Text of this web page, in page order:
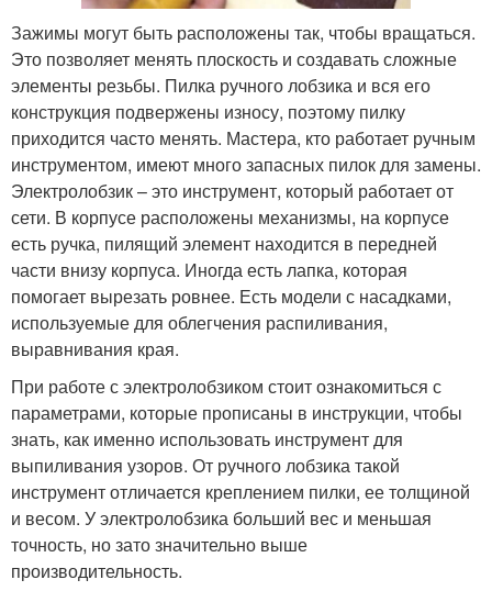
Зажимы могут быть расположены так, чтобы вращаться.
Это позволяет менять плоскость и создавать сложные
элементы резьбы. Пилка ручного лобзика и вся его
конструкция подвержены износу, поэтому пилку
приходится часто менять. Мастера, кто работает ручным
инструментом, имеют много запасных пилок для замены.
Электролобзик – это инструмент, который работает от
сети. В корпусе расположены механизмы, на корпусе
есть ручка, пилящий элемент находится в передней
части внизу корпуса. Иногда есть лапка, которая
помогает вырезать ровнее. Есть модели с насадками,
используемые для облегчения распиливания,
выравнивания края.
При работе с электролобзиком стоит ознакомиться с
параметрами, которые прописаны в инструкции, чтобы
знать, как именно использовать инструмент для
выпиливания узоров. От ручного лобзика такой
инструмент отличается креплением пилки, ее толщиной
и весом. У электролобзика больший вес и меньшая
точность, но зато значительно выше
производительность.